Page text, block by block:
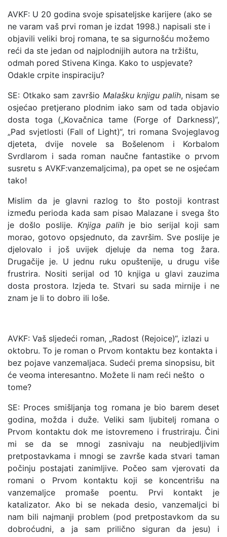
AVKF: U 20 godina svoje spisateljske karijere (ako se
ne varam vaš prvi roman je izdat 1998.) napisali ste i
objavili veliki broj romana, te sa sigurnošću možemo
reći da ste jedan od najplodnijih autora na tržištu,
odmah pored Stivena Kinga. Kako to uspjevate?
Odakle crpite inspiraciju?
SE: Otkako sam završio Malašku knjigu palih, nisam se
osjećao pretjerano plodnim iako sam od tada objavio
dosta toga („Kovačnica tame (Forge of Darkness)“,
„Pad svjetlosti (Fall of Light)“, tri romana Svojeglavog
djeteta, dvije novele sa Bošelenom i Korbalom
Svrdlarom i sada roman naučne fantastike o prvom
susretu s AVKF:vanzemaljcima), pa opet se ne osjećam
tako!
Mislim da je glavni razlog to što postoji kontrast
između perioda kada sam pisao Malazane i svega što
je došlo poslije. Knjiga palihje bio serijal koji sam
morao, gotovo opsjednuto, da završim. Sve poslije je
djelovalo i još uvijek djeluje da nema tog žara.
Drugačije je. U jednu ruku opuštenije, u drugu više
frustrira. Nositi serijal od 10 knjiga u glavi zauzima
dosta prostora. Izjeda te. Stvari su sada mirnije i ne
znam je li to dobro ili loše.
AVKF: Vaš sljedeći roman, „Radost (Rejoice)“, izlazi u
oktobru. To je roman o Prvom kontaktu bez kontakta i
bez pojave vanzemaljaca. Sudeći prema sinopsisu, bit
će veoma interesantno. Možete li nam reći nešto o
tome?
SE: Proces smišljanja tog romana je bio barem deset
godina, možda i duže. Veliki sam ljubitelj romana o
Prvom kontaktu dok me istovremeno i frustriraju. Čini
mi se da se mnogi zasnivaju na neubjedljivim
pretpostavkama i mnogi se završe kada stvari taman
počinju postajati zanimljive. Počeo sam vjerovati da
romani o Prvom kontaktu koji se koncentrišu na
vanzemaljce promaše poentu. Prvi kontakt je
katalizator. Ako bi se nekada desio, vanzemaljci bi
nam bili najmanji problem (pod pretpostavkom da su
dobroćudni, a ja sam prilično siguran da jesu) i